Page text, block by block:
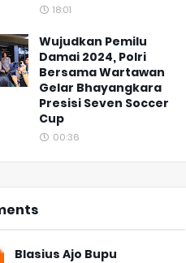
18:01
Wujudkan Pemilu
Damai 2024, Polri
Bersama Wartawan
Gelar Bhayangkara
Presisi Seven Soccer
Cup
00:36
Blasius Ajo Bupu